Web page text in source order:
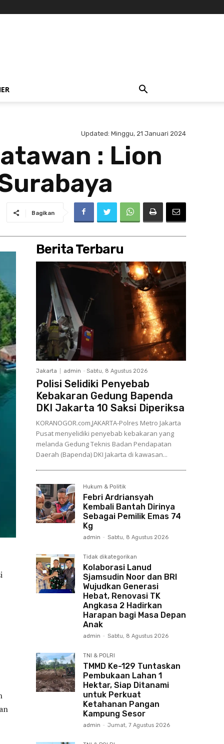
Updated: Minggu, 21 Januari 2024
: Lion
Bagikan
Berita Terbaru
Jakarta admin - Sabtu, 8 Agustus 2026
Polisi Selidiki Penyebab
Kebakaran Gedung Bapenda
DKI Jakarta 10 Saksi Diperiksa
KORANOGOR.com,JAKARTA-Polres Metro Jakarta
Pusat menyelidiki penyebab kebakaran yang
melanda Gedung Teknis Badan Pendapatan
Daerah (Bapenda) DKI Jakarta di kawasan...
Hukum & Politik
Febri Ardriansyah
Kembali Bantah Dirinya
Sebagai Pemilik Emas 74
Kg
admin - Sabtu, 8 Agustus 2026
Tidak dikategorikan
Kolaborasi Lanud
Sjamsudin Noor dan BRI
Wujudkan Generasi
Hebat, Renovasi TK
Angkasa 2 Hadirkan
Harapan bagi Masa Depan
Anak
admin - Sabtu, 8 Agustus 2026
TNI & POLRI
TMMD Ke-129 Tuntaskan
Pembukaan Lahan 1
Hektar, Siap Ditanami
untuk Perkuat
Ketahanan Pangan
Kampung Sesor
admin - Jumat, 7 Agustus 2026